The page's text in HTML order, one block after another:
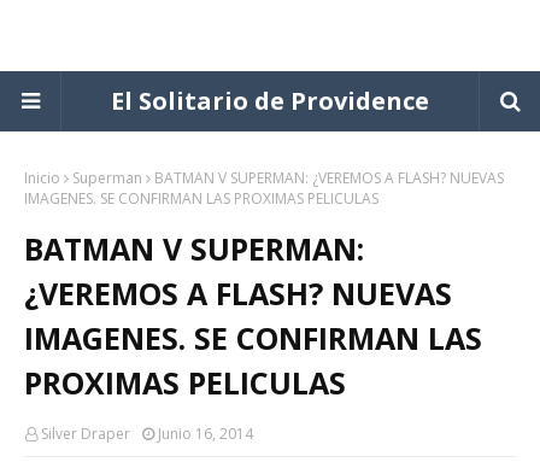
El Solitario de Providence
Inicio Superman
BATMAN V SUPERMAN: ¿VEREMOS A FLASH? NUEVAS
IMAGENES. SE CONFIRMAN LAS PROXIMAS PELICULAS
BATMAN V SUPERMAN:
¿VEREMOS A FLASH? NUEVAS
IMAGENES. SE CONFIRMAN LAS
PROXIMAS PELICULAS
Silver Draper Junio 16, 2014